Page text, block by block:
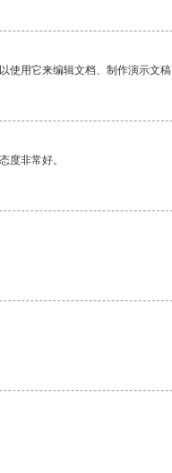
用它来编辑文档、制作演示文稿
度非常好。